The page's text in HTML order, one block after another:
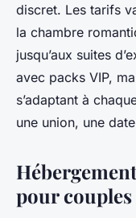
discret. Les tarifs
la chambre
jusqu’aux suites
avec packs VIP,
s’adaptant à
une union, une
pour